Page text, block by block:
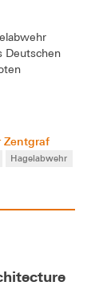
Deutschen
Zentgraf
Hagelabwehr